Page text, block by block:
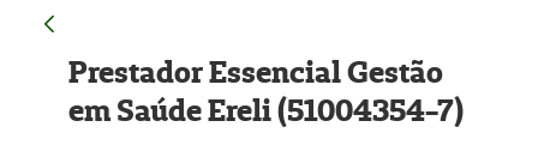
Prestador Essencial Gestão
em Saúde Ereli (51004354-7)